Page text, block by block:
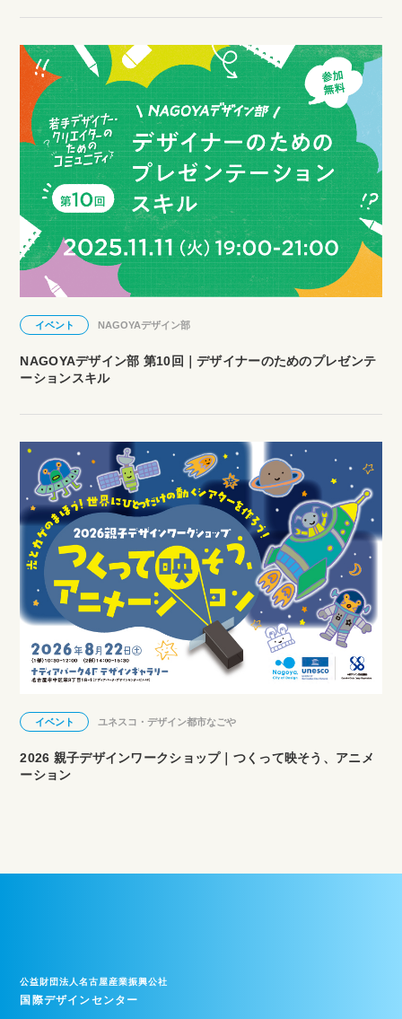
イベント NAGOYAデザイン部
NAGOYAデザイン部 第10回｜デザイナーのためのプレゼンテ
ーションスキル
イベント ユネスコ・デザイン都市なごや
2026 親子デザインワークショップ｜つくって映そう、アニメ
ーション
公益財団法人名古屋産業振興公社
国際デザインセンター